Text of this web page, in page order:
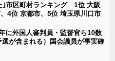
｣市区町村ランキング 1位 大阪
4位 京都市、5位 埼玉県川口市
外国人審判員・監督官ら10数
が含まれる）国会議員が事実確